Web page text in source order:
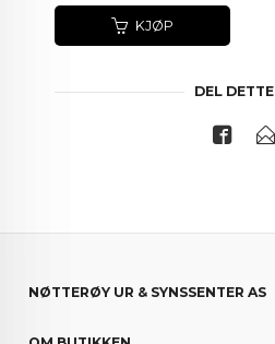
KJØP
DEL DETTE
NØTTERØY UR & SYNSSENTER AS